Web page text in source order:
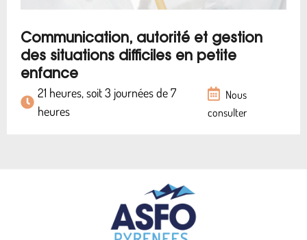
Communication, autorité et gestion
des situations difficiles en petite
enfance
21 heures, soit 3 journées de 7
heures
Nous
consulter